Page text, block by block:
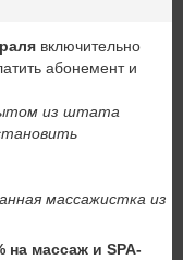
включительно
абонемент и
из штата
массажистка из
на массаж и SPA-